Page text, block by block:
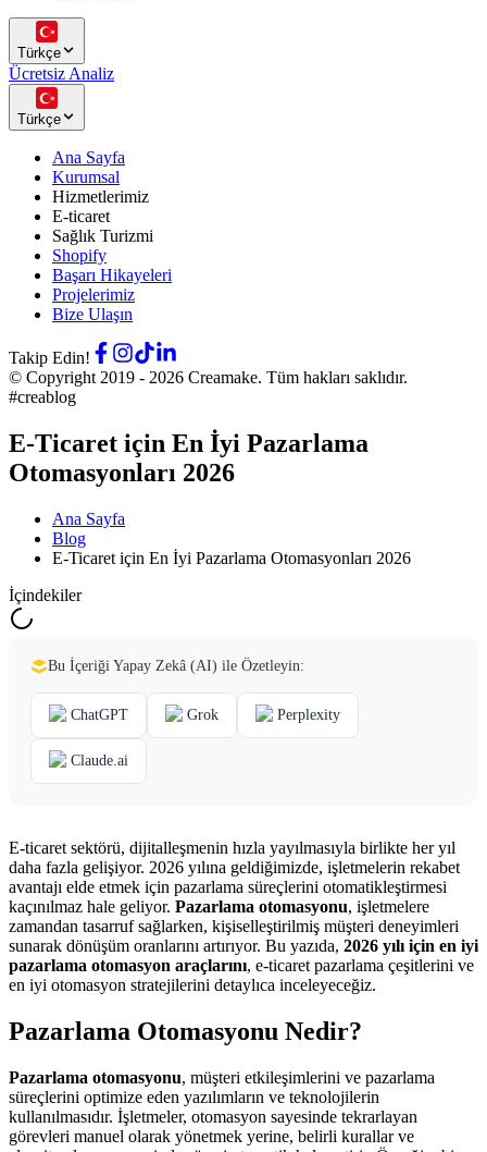
Türkçe
Ücretsiz Analiz
Türkçe
Ana Sayfa
Kurumsal
Hizmetlerimiz
E-ticaret
Sağlık Turizmi
Shopify
Başarı Hikayeleri
Projelerimiz
Bize Ulaşın
Takip Edin!
© Copyright 2019 - 2026 Creamake. Tüm hakları saklıdır.
#creablog
E-Ticaret için En İyi Pazarlama
Otomasyonları 2026
Ana Sayfa
Blog
E-Ticaret için En İyi Pazarlama Otomasyonları 2026
İçindekiler
Bu İçeriği Yapay Zekâ (AI) ile Özetleyin:
ChatGPT Grok Perplexity
Claude.ai
E-ticaret sektörü, dijitalleşmenin hızla yayılmasıyla birlikte her yıl
daha fazla gelişiyor. 2026 yılına geldiğimizde, işletmelerin rekabet
avantajı elde etmek için pazarlama süreçlerini otomatikleştirmesi
kaçınılmaz hale geliyor. Pazarlama otomasyonu, işletmelere
zamandan tasarruf sağlarken, kişiselleştirilmiş müşteri deneyimleri
sunarak dönüşüm oranlarını artırıyor. Bu yazıda, 2026 yılı için en iyi
pazarlama otomasyon araçlarını, e-ticaret pazarlama çeşitlerini ve
en iyi otomasyon stratejilerini detaylıca inceleyeceğiz.
Pazarlama Otomasyonu Nedir?
Pazarlama otomasyonu, müşteri etkileşimlerini ve pazarlama
süreçlerini optimize eden yazılımların ve teknolojilerin
kullanılmasıdır. İşletmeler, otomasyon sayesinde tekrarlayan
görevleri manuel olarak yönetmek yerine, belirli kurallar ve